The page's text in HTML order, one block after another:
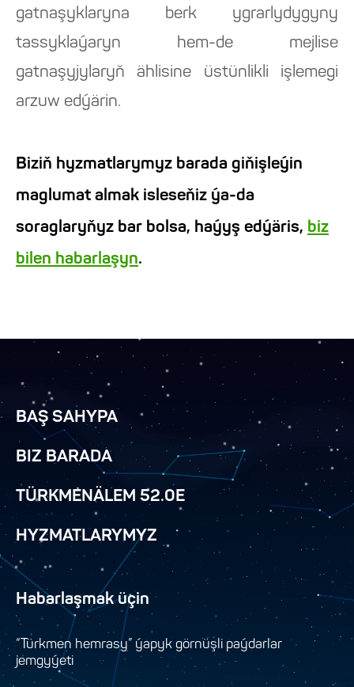
gatnaşyklaryna berk ygrarlydygyny
tassyklaýaryn hem-de mejlise
gatnaşyjylaryň ählisine üstünlikli işlemegi
arzuw edýärin.
Biziň hyzmatlarymyz barada giňişleýin
maglumat almak isleseňiz ýa-da
soraglaryňyz bar bolsa, haýyş edýäris, biz
bilen habarlaşyn.
BAŞ SAHYPA
BIZ BARADA
TÜRKMENÄLEM 52.0E
HYZMATLARYMYZ
Habarlaşmak üçin
“Türkmen hemrasy” ýapyk görnüşli paýdarlar
jemgyýeti